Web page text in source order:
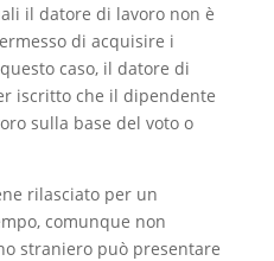
il datore di lavoro non è
di acquisire i
caso, il datore di
iscritto che il dipendente
sulla base del voto o
rilasciato per un
comunque non
straniero può presentare